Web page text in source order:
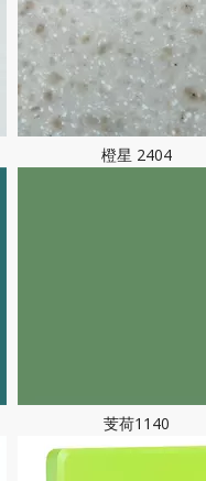
橙星 2404
芰荷1140